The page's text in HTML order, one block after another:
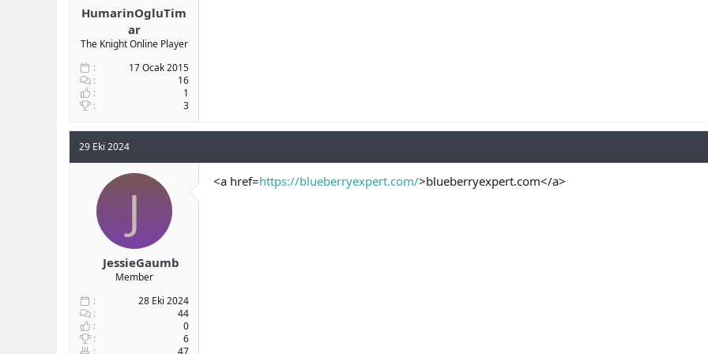
HumarinOgluTim
ar
The Knight Online Player
17 Ocak 2015
16
1
3
29 Eki 2024
J
JessieGaumb
Member
28 Eki 2024
44
0
6
47
<a href=https://blueberryexpert.com/>blueberryexpert.com</a>